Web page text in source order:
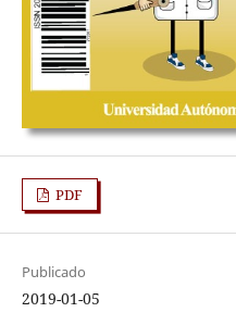
PDF
Publicado
2019-01-05